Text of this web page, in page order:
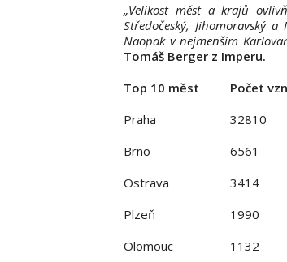
„Velikost měst a krajů
Středočeský, Jihomoravský
Naopak v nejmenším
Tomáš Berger z Imperu.
Top 10 měst
Počet
Praha
32810
Brno
6561
Ostrava
3414
Plzeň
1990
Olomouc
1132